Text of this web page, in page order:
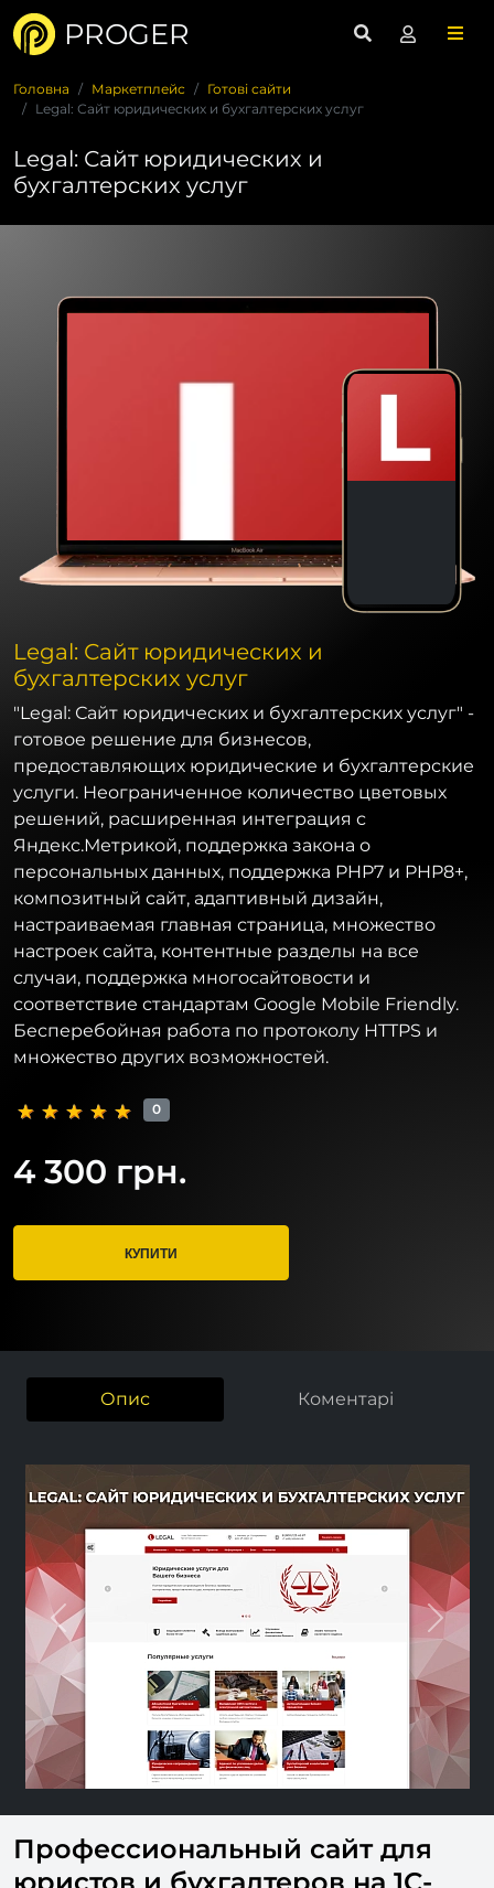
PROGER
Головна Маркетплейс
Готові сайти
Legal: Сайт юридических и бухгалтерских услуг
Legal: Сайт юридических и
бухгалтерских услуг
Legal: Сайт юридических и
бухгалтерских услуг
"Legal: Сайт юридических и бухгалтерских услуг" -
готовое решение для бизнесов,
предоставляющих юридические и бухгалтерские
услуги. Неограниченное количество цветовых
решений, расширенная интеграция с
Яндекс.Метрикой, поддержка закона о
персональных данных, поддержка PHP7 и PHP8+,
композитный сайт, адаптивный дизайн,
настраиваемая главная страница, множество
настроек сайта, контентные разделы на все
случаи, поддержка многосайтовости и
соответствие стандартам Google Mobile Friendly.
Бесперебойная работа по протоколу HTTPS и
множество других возможностей.
0
4 300 грн.
КУПИТИ
Опис Коментарі
Previous